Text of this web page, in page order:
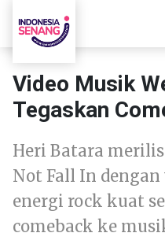
Video Musik
Tegaskan
Heri Batara
Not Fall In
energi rock kuat
comeback ke